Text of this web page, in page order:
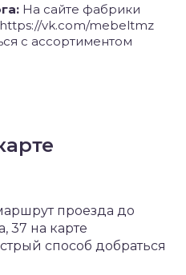
На сайте фабрики
vk.com/mebeltmz
с ассортиментом
проезда до
37 на карте
способ добраться